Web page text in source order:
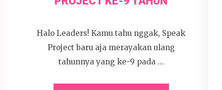
Halo Leaders! Kamu tahu nggak, Speak
Project baru aja merayakan ulang
tahunnya yang ke-9 pada …